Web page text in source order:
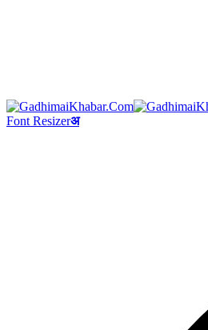
Font Resizerअ